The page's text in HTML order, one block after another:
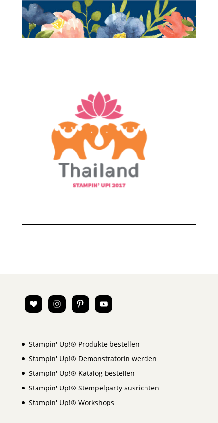
Stampin' Up!® Produkte bestellen
Stampin' Up!® Demonstratorin werden
Stampin' Up!® Katalog bestellen
Stampin' Up!® Stempelparty ausrichten
Stampin' Up!® Workshops